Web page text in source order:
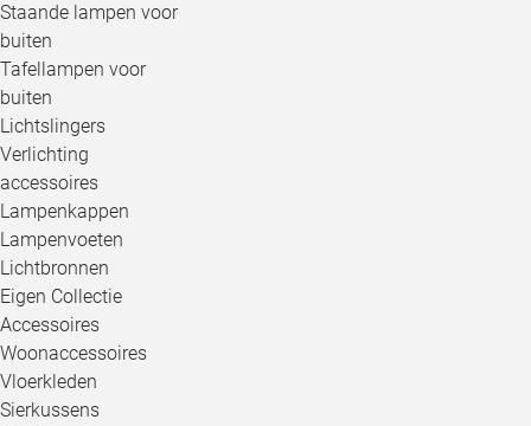
Staande lampen voor
buiten
Tafellampen voor
buiten
Lichtslingers
Verlichting
accessoires
Lampenkappen
Lampenvoeten
Lichtbronnen
Eigen Collectie
Accessoires
Woonaccessoires
Vloerkleden
Sierkussens